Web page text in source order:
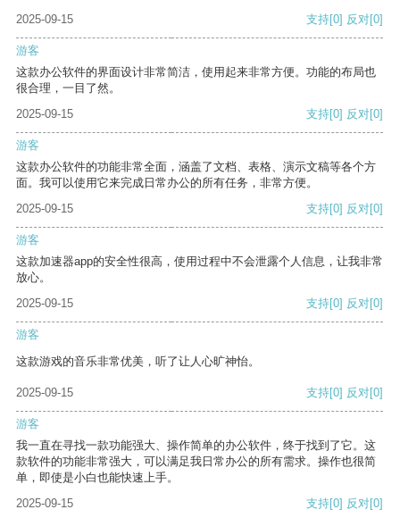
2025-09-15 支持[0] 反对[0]
游客
这款办公软件的界面设计非常简洁，使用起来非常方便。功能的布局也
很合理，一目了然。
2025-09-15
支持[0] 反对[0]
游客
这款办公软件的功能非常全面，涵盖了文档、表格、演示文稿等各个方
面。我可以使用它来完成日常办公的所有任务，非常方便。
2025-09-15
支持[0] 反对[0]
游客
这款加速器app的安全性很高，使用过程中不会泄露个人信息，让我非常
放心。
2025-09-15
支持[0] 反对[0]
游客
这款游戏的音乐非常优美，听了让人心旷神怡。
2025-09-15 支持[0] 反对[0]
游客
我一直在寻找一款功能强大、操作简单的办公软件，终于找到了它。这
款软件的功能非常强大，可以满足我日常办公的所有需求。操作也很简
单，即使是小白也能快速上手。
2025-09-15
支持[0] 反对[0]